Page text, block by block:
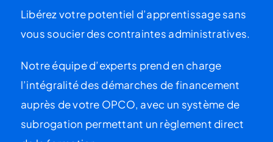
Libérez votre potentiel d’apprentissage sans
vous soucier des contraintes administratives.
Notre équipe d’experts prend en charge
l’intégralité des démarches definancement
auprès de votre OPCO, avec un système de
subrogation permettant un règlement direct